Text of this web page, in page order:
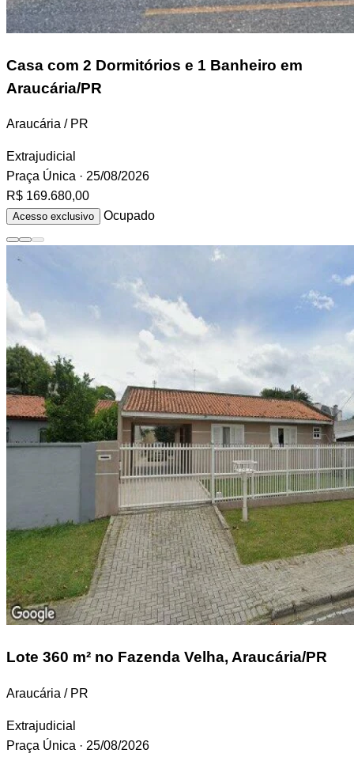
Casa com 2 Dormitórios e 1 Banheiro em
Araucária/PR
Araucária / PR
Extrajudicial
Praça Única · 25/08/2026
R$ 169.680,00
Acesso exclusivo Ocupado
Lote 360 m² no Fazenda Velha, Araucária/PR
Araucária / PR
Extrajudicial
Praça Única · 25/08/2026